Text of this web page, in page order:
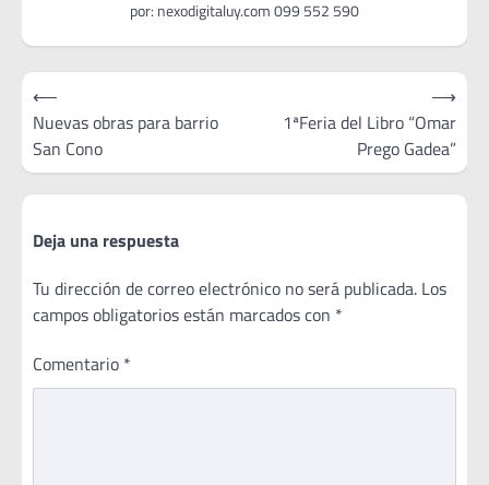
Navegación
de
entradas
⟵
Nuevas obras para barrio
San Cono
1ªFeria del Libro “Omar
Prego Gadea”
⟶
Deja una respuesta
Tu dirección de correo electrónico no será publicada. Los
campos obligatorios están marcados con *
Comentario *